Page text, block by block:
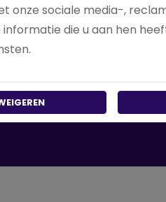
onze sociale media-,
die u aan hen